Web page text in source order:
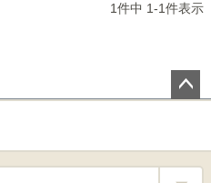
1件中 1-1件表示
ップ
へ